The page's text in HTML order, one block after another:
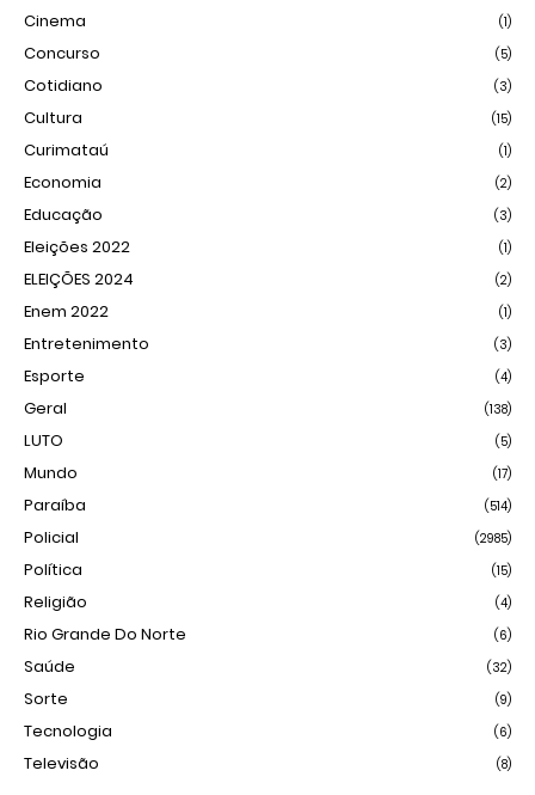
Cinema
(1)
Concurso (5)
Cotidiano (3)
Cultura (15)
Curimataú (1)
Economia (2)
Educação (3)
Eleições 2022 (1)
ELEIÇÕES 2024 (2)
Enem 2022 (1)
Entretenimento (3)
Esporte (4)
Geral (138)
LUTO (5)
Mundo (17)
Paraíba (514)
Policial (2985)
Política (15)
Religião (4)
Rio Grande Do Norte (6)
Saúde (32)
Sorte (9)
Tecnologia (6)
Televisão (8)